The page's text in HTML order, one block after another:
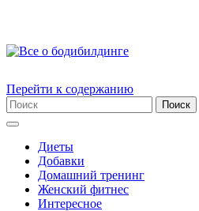
Перейти к содержанию
Диеты
Добавки
Домашний тренинг
Женский фитнес
Интересное